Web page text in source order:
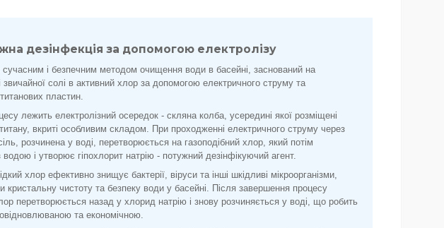
дезінфекція за допомогою електролізу
сучасним і безпечним методом очищення води в басейні, заснований на
звичайної солі в активний хлор за допомогою електричного струму та
пластин.
лежить електролізний осередок - скляна колба, усередині якої розміщені
вкриті особливим складом. При проходженні електричного струму через
розчинена у воді, перетворюється на газоподібний хлор, який потім
водою і утворює гіпохлорит натрію - потужний дезінфікуючий агент.
хлор ефективно знищує бактерії, віруси та інші шкідливі мікроорганізми,
кристальну чистоту та безпеку води у басейні. Після завершення процесу
перетворюється назад у хлорид натрію і знову розчиняється у воді, що робить
та економічною.